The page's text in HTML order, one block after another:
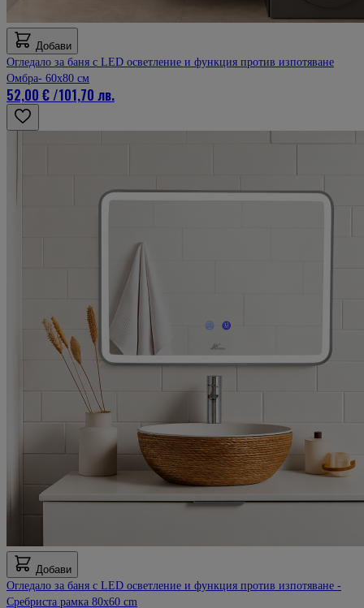
Добави
Огледало за баня с LED осветление и функция против изпотяване
Омбра- 60x80 см
52,00 €/101,70 лв.
Добави
Огледало за баня с LED осветление и функция против изпотяване -
Сребриста рамка 80x60 cm